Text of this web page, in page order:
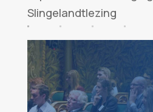
Slingelandtlezing